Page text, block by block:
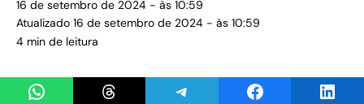
16 de setembro de 2024 - às 10:59
Atualizado 16 de setembro de 2024 - às 10:59
4 min de leitura
Share on WhatsAppShare on ThreadsShare on TelegramShare on Facebook